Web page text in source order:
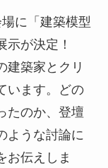
に「建築模型
示が決定！
建築家とクリ
います。どの
たのか、登壇
ような討論に
お伝えしま